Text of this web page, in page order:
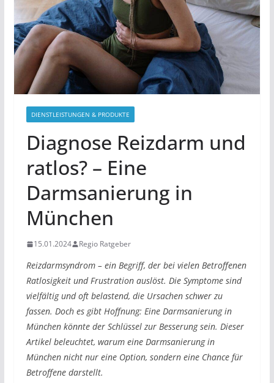
DIENSTLEISTUNGEN & PRODUKTE
Diagnose Reizdarm und
ratlos? – Eine
Darmsanierung in
München
15.01.2024 Regio Ratgeber
Reizdarmsyndrom – ein Begriff, der bei vielen Betroffenen
Ratlosigkeit und Frustration auslöst. Die Symptome sind
vielfältig und oft belastend, die Ursachen schwer zu
fassen. Doch es gibt Hoffnung: Eine Darmsanierung in
München könnte der Schlüssel zur Besserung sein. Dieser
Artikel beleuchtet, warum eine Darmsanierung in
München nicht nur eine Option, sondern eine Chance für
Betroffene darstellt.